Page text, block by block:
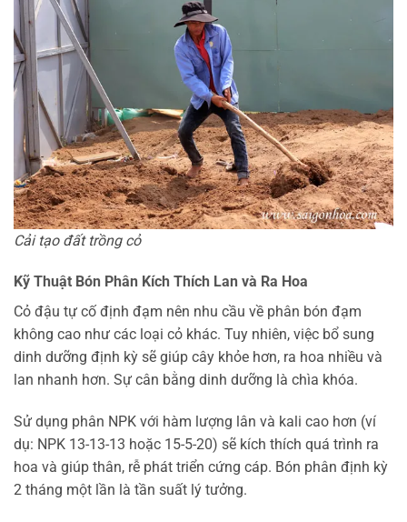
Cải tạo đất trồng cỏ
Kỹ Thuật Bón Phân Kích Thích Lan và Ra Hoa
Cỏ đậu tự cố định đạm nên nhu cầu về phân bón đạm
không cao như các loại cỏ khác. Tuy nhiên, việc bổ sung
dinh dưỡng định kỳ sẽ giúp cây khỏe hơn, ra hoa nhiều và
lan nhanh hơn. Sự cân bằng dinh dưỡng là chìa khóa.
Sử dụng phân NPK với hàm lượng lân và kali cao hơn (ví
dụ: NPK 13-13-13 hoặc 15-5-20) sẽ kích thích quá trình ra
hoa và giúp thân, rễ phát triển cứng cáp. Bón phân định kỳ
2 tháng một lần là tần suất lý tưởng.